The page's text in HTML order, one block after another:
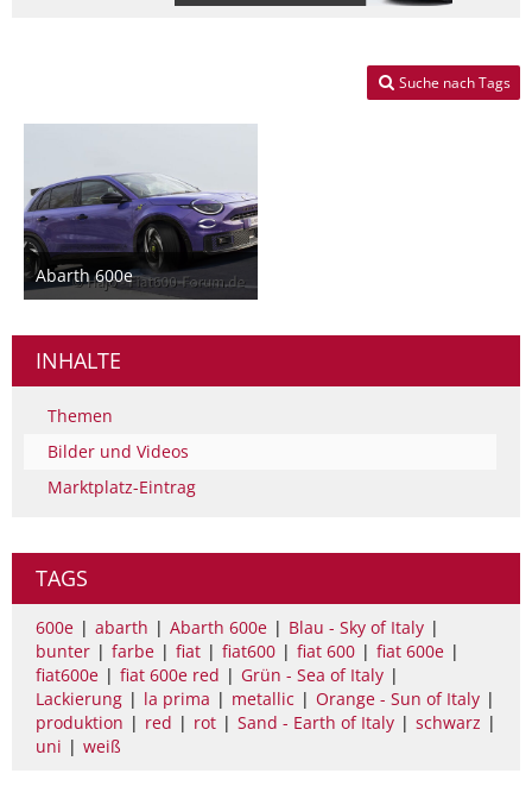
Suche nach Tags
Abarth 600e
9. Februar 2024
INHALTE
Themen
Bilder und Videos
Marktplatz-Eintrag
TAGS
600e abarth Abarth 600e
Blau - Sky of Italy
bunter
farbe fiat fiat600 fiat 600
fiat 600e
fiat600e
fiat 600e red
Grün - Sea of Italy
Lackierung
la prima metallic
Orange - Sun of Italy
produktion
red rot Sand - Earth of Italy
schwarz
uni
weiß